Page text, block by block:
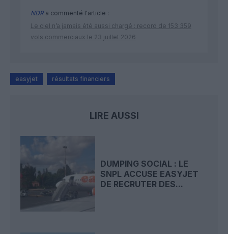
NDRa commenté l'article :
Le ciel n’a jamais été aussi chargé : record de 153 359
vols commerciaux le 23 juillet 2026
easyjet résultats financiers
LIRE AUSSI
DUMPING SOCIAL : LE
SNPL ACCUSE EASYJET
DE RECRUTER DES...